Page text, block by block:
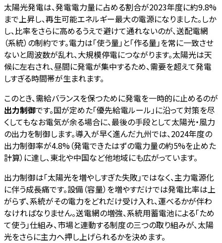
太陽光発電は、発電電力量に占める割合が2023年度に約9.8%
まで上昇し、再生可能エネルギー最大の電源になりました。しか
し、比率をさらに高めるうえで避けて通れないのが、送配電網
（系統）の制約です。電力は「使う量」と「作る量」を常に一致させ
ないと周波数が乱れ、大規模停電につながります。太陽光は天
候に左右され、昼間に発電が集中するため、需要を超えて発電
しすぎる時間帯が生まれます。
このとき、需給バランスを保つために発電を一時的に止めるのが
出力制御です。国が定めた「優先給電ルール」に沿って対策を尽
くしてもなお電気が余る場合に、最後の手段として太陽光・風力
の出力を制御します。導入が早く進んだ九州では、2024年度の
出力制御率が4.8%（発電できたはずの電力量の約5%を止めた
計算）に達し、東北や中国など他地域にも広がっています。
出力制御は「太陽光を増やしすぎた失敗」ではなく、主力電源化
に伴う成長痛です。設備（容量）を増やすだけでは発電比率は上
がらず、系統がその電力をどれだけ受け入れ、運べるかが伴わ
なければなりません。送電網の増強、系統用蓄電池による「ため
て使う」仕組み、市場と連動する制度の三つの取り組みが、太陽
光をさらに主力へ押し上げられるかを決めます。